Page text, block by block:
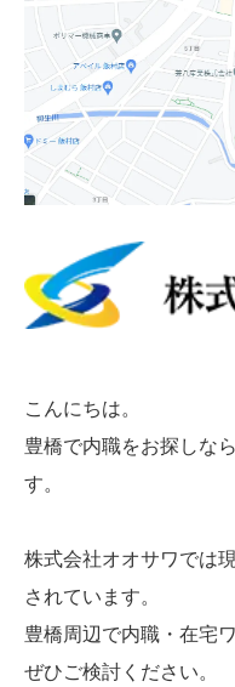
こんにちは。
豊橋で内職をお探しな
す。
株式会社オオサワでは
されています。
豊橋周辺で内職・在宅
ぜひご検討ください。